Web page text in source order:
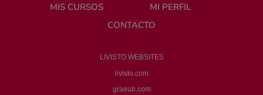
MIS CURSOS
MI PERFIL
CONTACTO
LIVISTO WEBSITES
livisto.com
graeub.com